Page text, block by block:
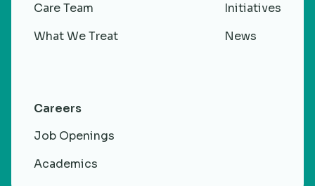
Care Team
What We Treat
Initiatives
News
Careers
Job Openings
Academics